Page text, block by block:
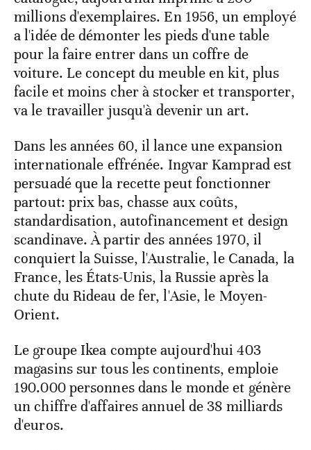
millions d'exemplaires. En 1956, un employé
a l'idée de démonter les pieds d'une table
pour la faire entrer dans un coffre de
voiture. Le concept du meuble en kit, plus
facile et moins cher à stocker et transporter,
va le travailler jusqu'à devenir un art.
Dans les années 60, il lance une expansion
internationale effrénée. Ingvar Kamprad est
persuadé que la recette peut fonctionner
partout: prix bas, chasse aux coûts,
standardisation, autofinancement et design
scandinave. À partir des années 1970, il
conquiert la Suisse, l'Australie, le Canada, la
France, les États-Unis, la Russie après la
chute du Rideau de fer, l'Asie, le Moyen-
Orient.
Le groupe Ikea compte aujourd'hui 403
magasins sur tous les continents, emploie
190.000 personnes dans le monde et génère
un chiffre d'affaires annuel de 38 milliards
d'euros.